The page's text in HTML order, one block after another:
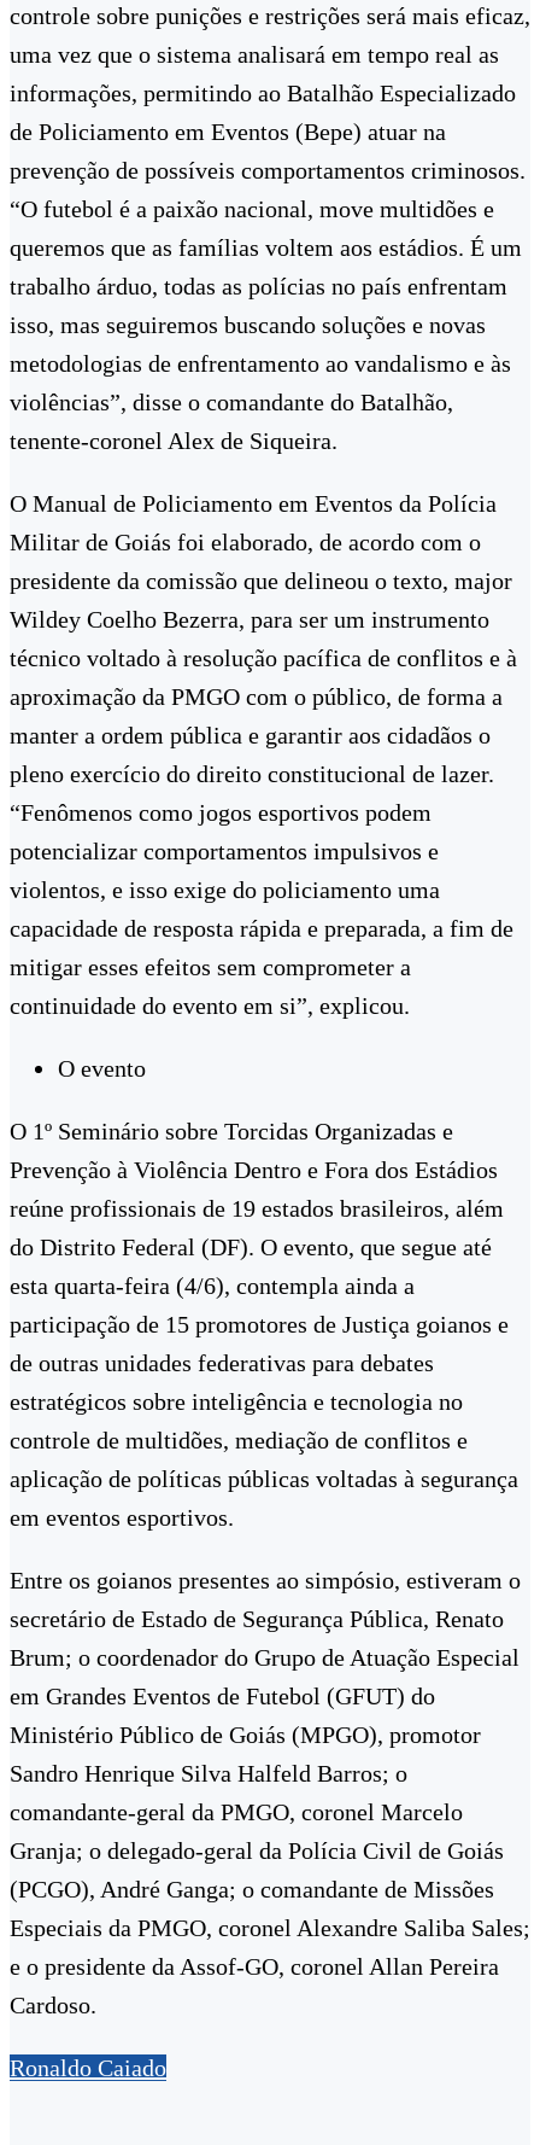
controle sobre punições e restrições será mais eficaz,
uma vez que o sistema analisará em tempo real as
informações, permitindo ao Batalhão Especializado
de Policiamento em Eventos (Bepe) atuar na
prevenção de possíveis comportamentos criminosos.
“O futebol é a paixão nacional, move multidões e
queremos que as famílias voltem aos estádios. É um
trabalho árduo, todas as polícias no país enfrentam
isso, mas seguiremos buscando soluções e novas
metodologias de enfrentamento ao vandalismo e às
violências”, disse o comandante do Batalhão,
tenente-coronel Alex de Siqueira.
O Manual de Policiamento em Eventos da Polícia
Militar de Goiás foi elaborado, de acordo com o
presidente da comissão que delineou o texto, major
Wildey Coelho Bezerra, para ser um instrumento
técnico voltado à resolução pacífica de conflitos e à
aproximação da PMGO com o público, de forma a
manter a ordem pública e garantir aos cidadãos o
pleno exercício do direito constitucional de lazer.
“Fenômenos como jogos esportivos podem
potencializar comportamentos impulsivos e
violentos, e isso exige do policiamento uma
capacidade de resposta rápida e preparada, a fim de
mitigar esses efeitos sem comprometer a
continuidade do evento em si”, explicou.
O evento
O 1º Seminário sobre Torcidas Organizadas e
Prevenção à Violência Dentro e Fora dos Estádios
reúne profissionais de 19 estados brasileiros, além
do Distrito Federal (DF). O evento, que segue até
esta quarta-feira (4/6), contempla ainda a
participação de 15 promotores de Justiça goianos e
de outras unidades federativas para debates
estratégicos sobre inteligência e tecnologia no
controle de multidões, mediação de conflitos e
aplicação de políticas públicas voltadas à segurança
em eventos esportivos.
Entre os goianos presentes ao simpósio, estiveram o
secretário de Estado de Segurança Pública, Renato
Brum; o coordenador do Grupo de Atuação Especial
em Grandes Eventos de Futebol (GFUT) do
Ministério Público de Goiás (MPGO), promotor
Sandro Henrique Silva Halfeld Barros; o
comandante-geral da PMGO, coronel Marcelo
Granja; o delegado-geral da Polícia Civil de Goiás
(PCGO), André Ganga; o comandante de Missões
Especiais da PMGO, coronel Alexandre Saliba Sales;
e o presidente da Assof-GO, coronel Allan Pereira
Cardoso.
Ronaldo Caiado